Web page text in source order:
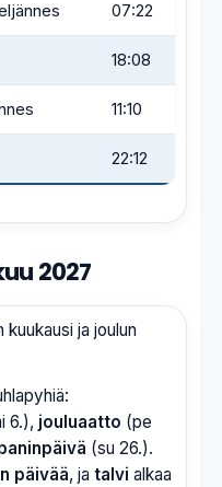
07:22
18:08
11:10
22:12
2027
ja joulun
6.), jouluaatto (pe
(su 26.).
päivää, ja talvi alkaa